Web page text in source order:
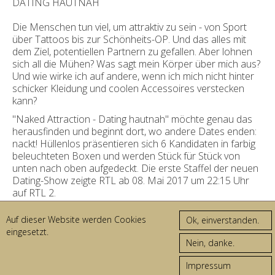
Die Menschen tun viel, um attraktiv zu sein - von Sport
überTattoos bis zur Schönheits-OP. Und das alles mit
dem Ziel, potentiellen Partnern zu gefallen. Aber lohnen
sich all die Mühen? Was sagt mein Körper über mich aus?
Und wie wirke ich auf andere, wenn ich mich nicht hinter
schicker Kleidung und coolen Accessoires verstecken
kann?
"Naked Attraction - Dating hautnah" möchte genau das
herausfinden und beginnt dort, wo andere Dates enden:
nackt! Hüllenlos präsentieren sich 6 Kandidaten in farbig
beleuchteten Boxen und werden Stück für Stück von
unten nach oben aufgedeckt. Die erste Staffel der neuen
Dating-Show zeigte RTL ab 08. Mai 2017 um 22:15 Uhr
auf RTL 2.
| Dekorationsbau, Dekorationslicht
AUFTRAGGEBER| Tower Productions GmbH
ORT| fernsehwerft, Berlin
Auf dieser Website werden Cookies
eingesetzt.
Impressum